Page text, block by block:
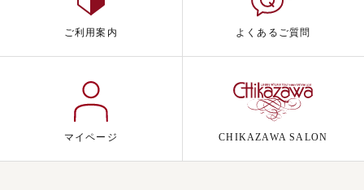
ご利用案内 よくあるご質問
マイページ CHIKAZAWA SALON